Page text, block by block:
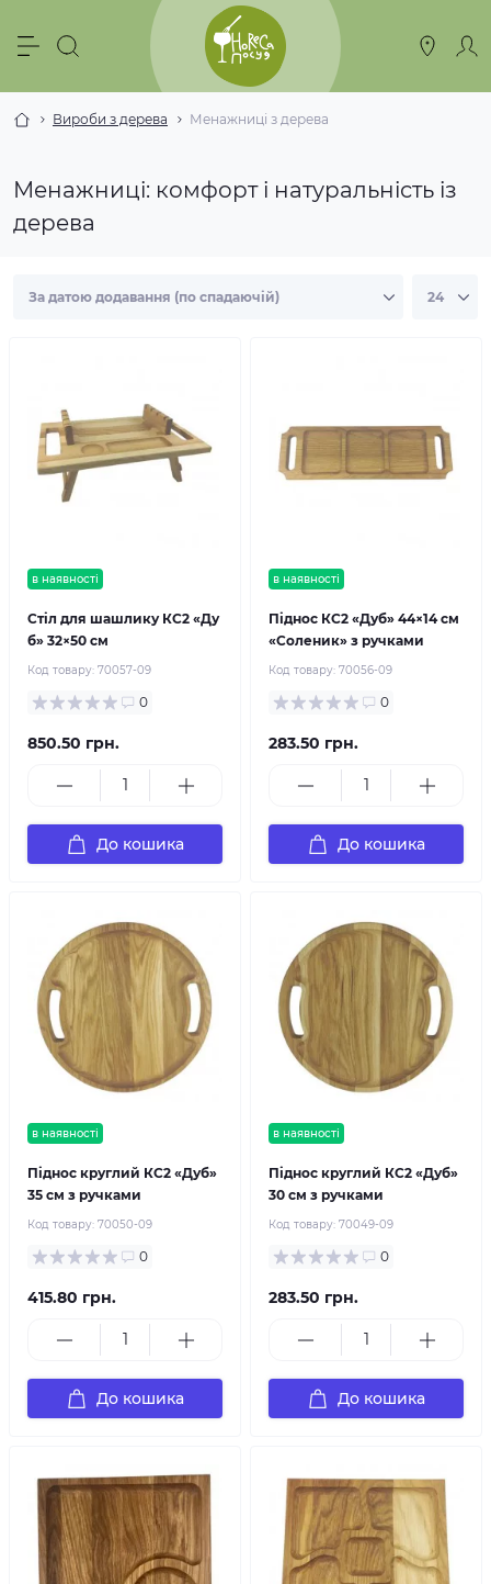
Вироби з дерева Менажниці з дерева
Менажниці: комфорт і натуральність із
дерева
в наявності
Стіл для шашлику КС2 «Ду
б» 32×50 см
Код товару: 70057-09
0
850.50 грн.
До кошика
в наявності
Піднос КС2 «Дуб» 44×14 см
«Соленик» з ручками
Код товару: 70056-09
0
283.50 грн.
До кошика
в наявності
Піднос круглий КС2 «Дуб»
35 см з ручками
Код товару: 70050-09
0
415.80 грн.
До кошика
в наявності
Піднос круглий КС2 «Дуб»
30 см з ручками
Код товару: 70049-09
0
283.50 грн.
До кошика